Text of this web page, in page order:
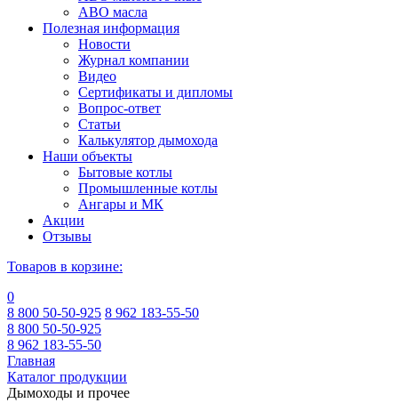
АВО масла
Полезная информация
Новости
Журнал компании
Видео
Сертификаты и дипломы
Вопрос-ответ
Статьи
Калькулятор дымохода
Наши объекты
Бытовые котлы
Промышленные котлы
Ангары и МК
Акции
Отзывы
Товаров в корзине:
0
8 800 50-50-925 8 962 183-55-50
8 800 50-50-925
8 962 183-55-50
Главная
Каталог продукции
Дымоходы и прочее